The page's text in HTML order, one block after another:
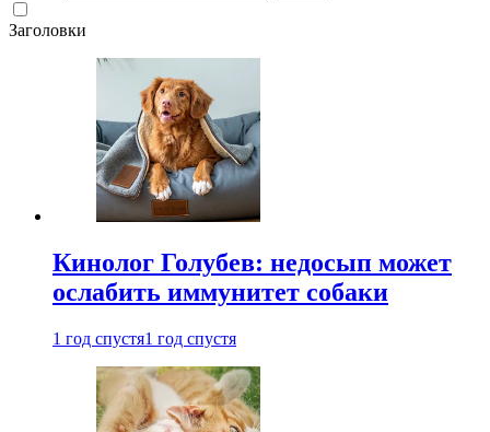
Заголовки
Кинолог Голубев: недосып может
ослабить иммунитет собаки
1 год спустя1 год спустя